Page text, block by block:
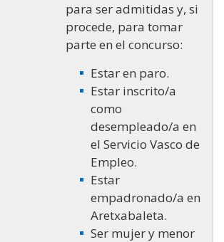
para ser admitidas y, si
procede, para tomar
parte en el concurso:
Estar en paro.
Estar inscrito/a
como
desempleado/a en
el Servicio Vasco de
Empleo.
Estar
empadronado/a en
Aretxabaleta.
Ser mujer y menor